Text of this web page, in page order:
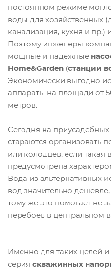
постоянном режиме
воды для хозяйственных
канализация, кухня и пр.)
Поэтому инженеры
мощные и надежные
Home&Garden (станции
Экономически выгодно
аппараты на площади от
метров.
Сегодня на приусадебных
стараются организовать
или колодцев, если такая
предусмотрена
Вода из альтернативных
вод значительно
тому же это помогает не
перебоев в центральном
Именно для таких целей
серия скважинных